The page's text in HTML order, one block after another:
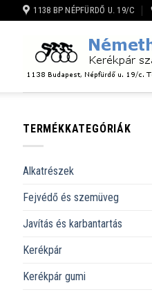
1138 BP NÉPFÜRDŐ U. 19/C
TERMÉKKATEGÓRIÁK
Alkatrészek
Fejvédő és szemüveg
Javítás és karbantartás
Kerékpár
Kerékpár gumi